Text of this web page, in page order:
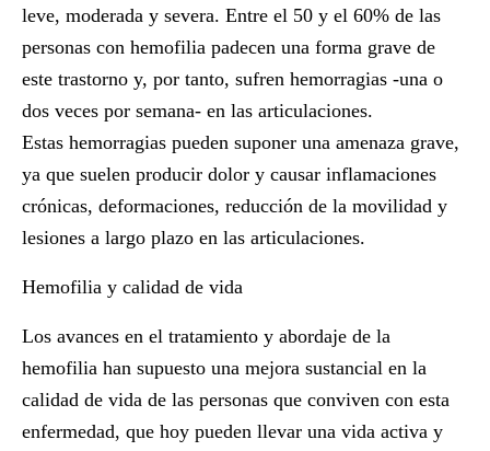
leve, moderada y severa. Entre el 50 y el 60% de las
personas con hemofilia padecen una forma grave de
este trastorno y, por tanto, sufren hemorragias -una o
dos veces por semana- en las articulaciones.
Estas hemorragias pueden suponer una amenaza grave,
ya que suelen producir dolor y causar inflamaciones
crónicas, deformaciones, reducción de la movilidad y
lesiones a largo plazo en las articulaciones.
Hemofilia y calidad de vida
Los avances en el tratamiento y abordaje de la
hemofilia han supuesto una mejora sustancial en la
calidad de vida de las personas que conviven con esta
enfermedad, que hoy pueden llevar una vida activa y